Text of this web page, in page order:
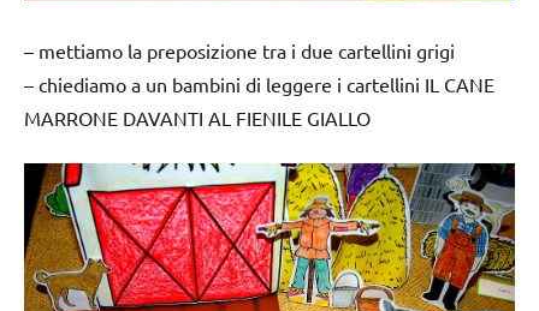
– mettiamo la preposizione tra i due cartellini grigi
– chiediamo a un bambini di leggere i cartellini IL CANE
MARRONE DAVANTI AL FIENILE GIALLO